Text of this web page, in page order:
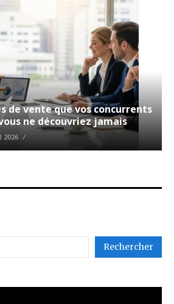
de vente que vos concurrents
ne découvriez jamais
2026
Rechercher